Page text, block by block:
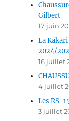
Gilbert
17 juin
La Kakari
2024/
16 juillet
4 juillet
Les RS-
3 juillet